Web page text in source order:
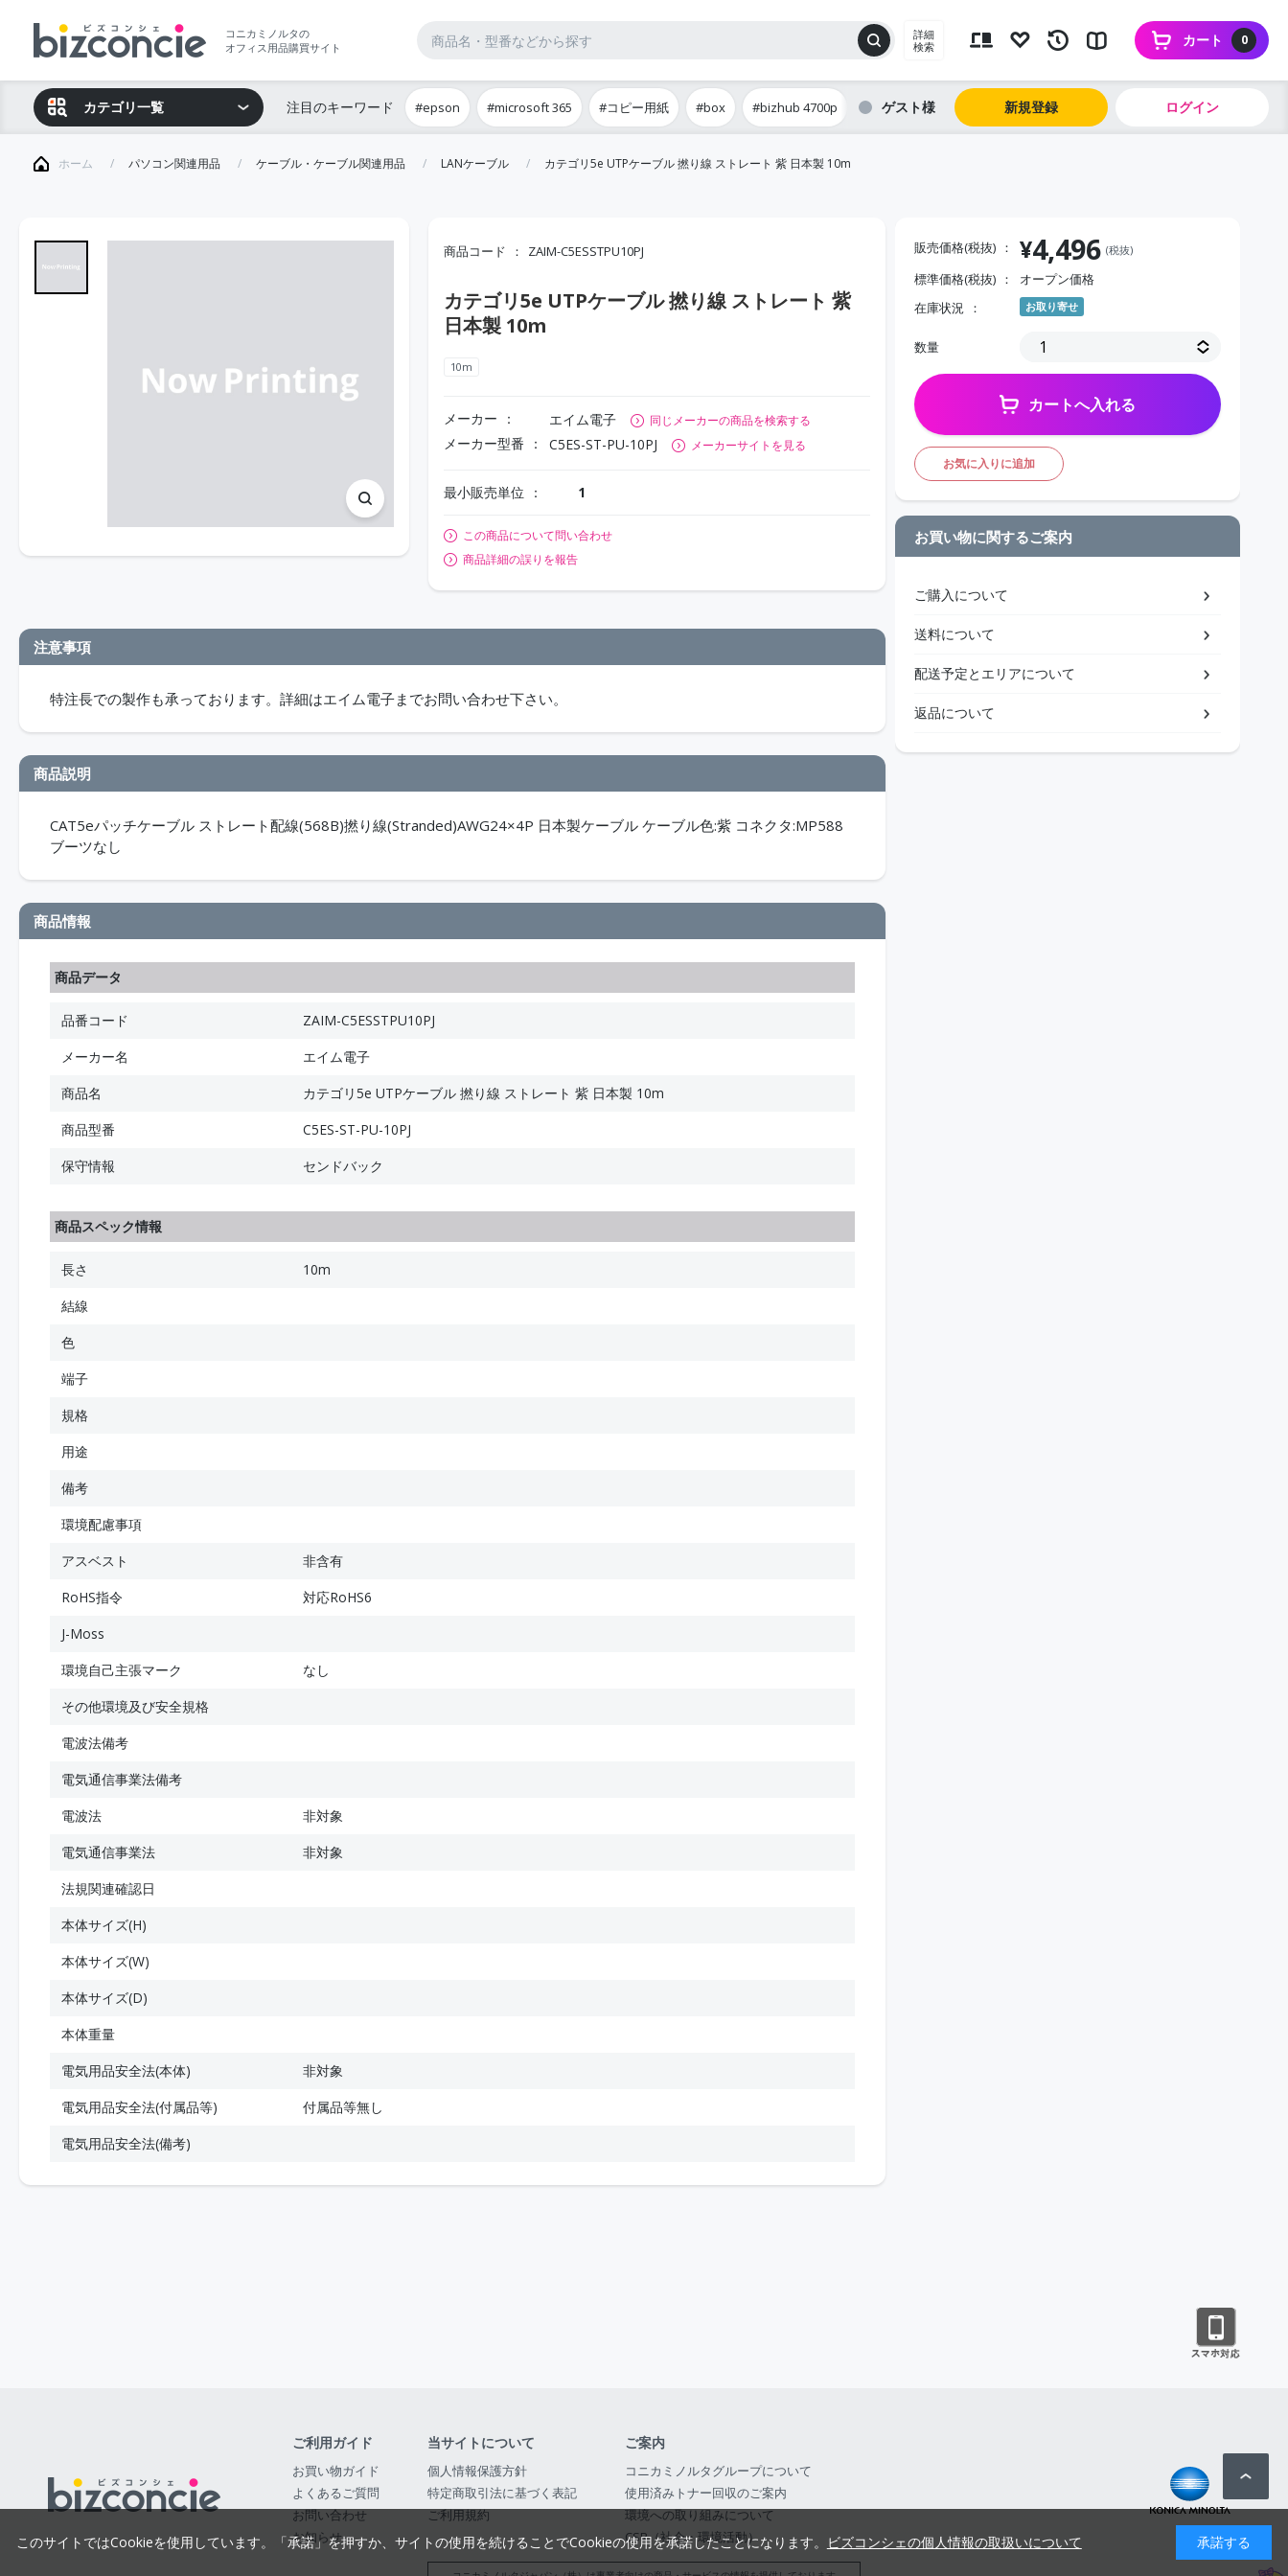
コニカミノルタの
オフィス用品購買サイト
詳細
検索
0
カート
カテゴリ一覧 注目のキーワード #epson #microsoft 365 #コピー用紙 #box #bizhub 4700p ゲスト 新規登録 ログイン
ホーム パソコン関連用品 ケーブル・ケーブル関連用品 LANケーブル カテゴリ5e UTPケーブル 撚り線 ストレート 紫 日本製 10m
商品コード ZAIM-C5ESSTPU10PJ
カテゴリ5e UTPケーブル 撚り線 ストレート 紫
日本製 10m
10m
メーカー エイム電子 同じメーカーの商品を検索する
メーカー型番 C5ES-ST-PU-10PJ メーカーサイトを見る
最小販売単位 1
この商品について問い合わせ
商品詳細の誤りを報告
注意事項
特注長での製作も承っております。詳細はエイム電子までお問い合わせ下さい。
商品説明
CAT5eパッチケーブル ストレート配線(568B)撚り線(Stranded)AWG24×4P 日本製ケーブル ケーブル色:紫 コネクタ:MP588
ブーツなし
商品情報
商品データ
品番コード
ZAIM-C5ESSTPU10PJ
メーカー名
エイム電子
商品名
カテゴリ5e UTPケーブル 撚り線 ストレート 紫 日本製 10m
商品型番
C5ES-ST-PU-10PJ
保守情報
センドバック
商品スペック情報
長さ
10m
結線
色
端子
規格
用途
備考
環境配慮事項
アスベスト
非含有
RoHS指令
対応RoHS6
J-Moss
環境自己主張マーク
なし
その他環境及び安全規格
電波法備考
電気通信事業法備考
電波法
非対象
電気通信事業法
非対象
法規関連確認日
本体サイズ(H)
本体サイズ(W)
本体サイズ(D)
本体重量
電気用品安全法(本体)
非対象
電気用品安全法(付属品等)
付属品等無し
電気用品安全法(備考)
販売価格(税抜) ¥4,496 (税抜)
標準価格(税抜)
オープン価格
在庫状況
お取り寄せ
数量
カートへ入れる
お気に入りに追加
お買い物に関するご案内
ご購入について
送料について
配送予定とエリアについて
返品について
ご利用ガイド
お買い物ガイド
よくあるご質問
お問い合わせ
お知らせ
当サイトについて
個人情報保護方針
特定商取引法に基づく表記
ご利用規約
ご案内
コニカミノルタグループについて
使用済みトナー回収のご案内
環境への取り組みについて
CSR（社会・環境活動）
このサイトではCookieを使用しています。「承諾」を押すか、サイトの使用を続けることでCookieの使用を承諾したことになります。 ビズコンシェの個人情報の取扱いについて 承諾する